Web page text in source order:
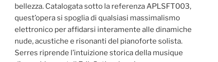
bellezza. Catalogata sotto la referenza APLSFT003,
quest’opera si spoglia di qualsiasi massimalismo
elettronico per affidarsi interamente alle dinamiche
nude, acustiche e risonanti del pianoforte solista.
Serres riprende l’intuizione storica della musique